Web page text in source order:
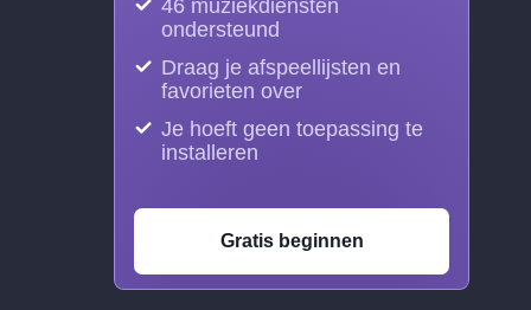
46 muziekdiensten
ondersteund
Draag je afspeellijsten en
favorieten over
Je hoeft geen toepassing te
installeren
Gratis beginnen